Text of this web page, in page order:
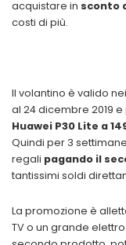
acquistare in sconto
costi di più.
Il volantino è valido
al 24 dicembre 2019
Huawei P30 Lite a
Quindi per 3
regali pagando il
tantissimi soldi
La promozione è
TV o un grande